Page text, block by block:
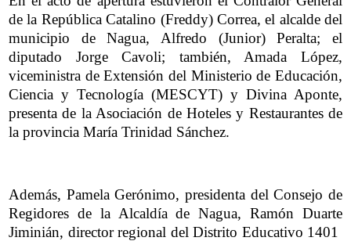
de la República Catalino (Freddy) Correa, el alcalde del
municipio de Nagua, Alfredo (Junior) Peralta; el
diputado Jorge Cavoli; también, Amada López,
viceministra de Extensión del Ministerio de Educación,
Ciencia y Tecnología (MESCYT) y Divina Aponte,
presenta de la Asociación de Hoteles y Restaurantes de
la provincia María Trinidad Sánchez.
Además, Pamela Gerónimo, presidenta del Consejo de
Regidores de la Alcaldía de Nagua, Ramón Duarte
Jiminián, director regional del Distrito Educativo 1401